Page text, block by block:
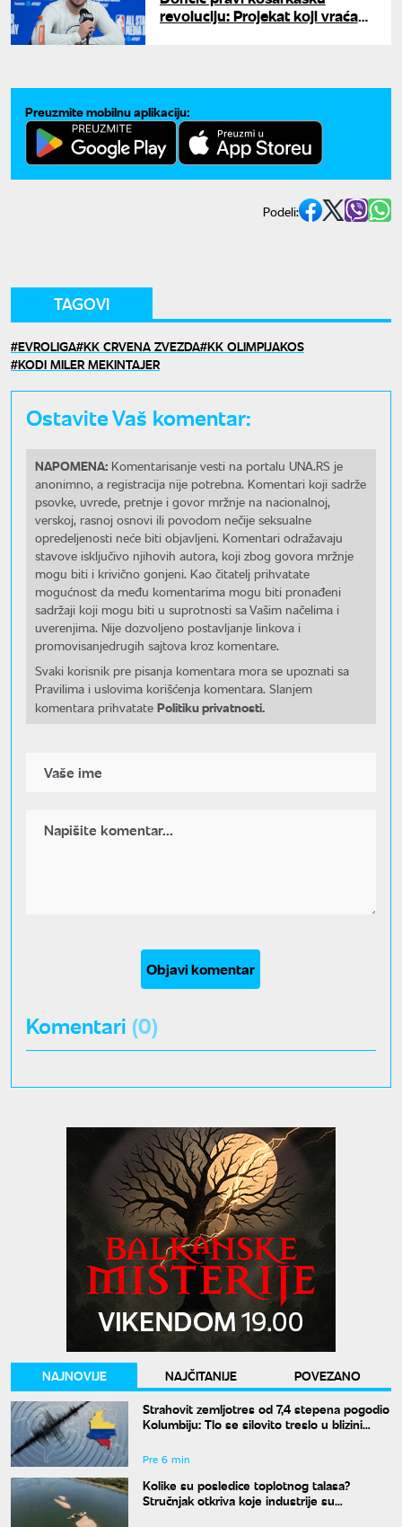
revoluciju: Projekat koji vraća
Preuzmite mobilnu aplikaciju:
Podeli:
TAGOVI
EVROLIGA KK CRVENA ZVEZDA KK OLIMPIJAKOS
KODI MILER MEKINTAJER
Ostavite Vaš komentar:
NAPOMENA: Komentarisanje vesti na portalu UNA.RS je
anonimno, a registracija nije potrebna. Komentari koji sadrže
psovke, uvrede, pretnje i govor mržnje na nacionalnoj,
verskoj, rasnoj osnovi ili povodom nečije seksualne
opredeljenosti neće biti objavljeni. Komentari odražavaju
stavove isključivo njihovih autora, koji zbog govora mržnje
mogu biti i krivično gonjeni. Kao čitatelj prihvatate
mogućnost da među komentarima mogu biti pronađeni
sadržaji koji mogu biti u suprotnosti sa Vašim načelima i
uverenjima. Nije dozvoljeno postavljanje linkova i
promovisanjedrugih sajtova kroz komentare.
Svaki korisnik pre pisanja komentara mora se upoznati sa
Pravilima i uslovima korišćenja komentara. Slanjem
komentara prihvatate Politiku privatnosti.
Objavi komentar
Komentari (0)
NAJNOVIJE NAJČITANIJE
POVEZANO
Strahovit zemljotres od 7,4 stepena pogodio
Kolumbiju: Tlo se silovito treslo u blizini
Pre 6 min
Kolike su posledice toplotnog talasa?
Stručnjak otkriva koje industrije su